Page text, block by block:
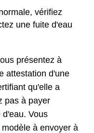
vérifiez
une fuite d'eau
présentez à
attestation d'une
qu'elle a
pas à payer
d'eau. Vous
modèle à envoyer à